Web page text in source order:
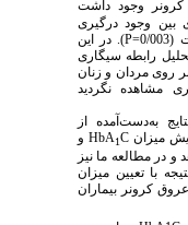
وجود داشت
بین وجود درگیری
(
P=0/003). در این
رابطه سیگاری
روی مردان و زنان
مشاهده نگردید
به‌دست‌آمده از
میزان
HbA1C
و
در مطالعه ما نیز
با تعیین میزان
کرونر بیماران